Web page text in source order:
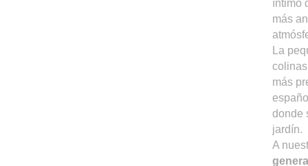
íntimo
más
La
más
donde
jardín.
A